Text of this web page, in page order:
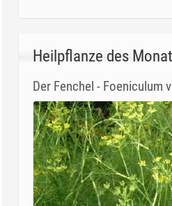
Heilpflanze des
Der Fenchel - Foeniculum